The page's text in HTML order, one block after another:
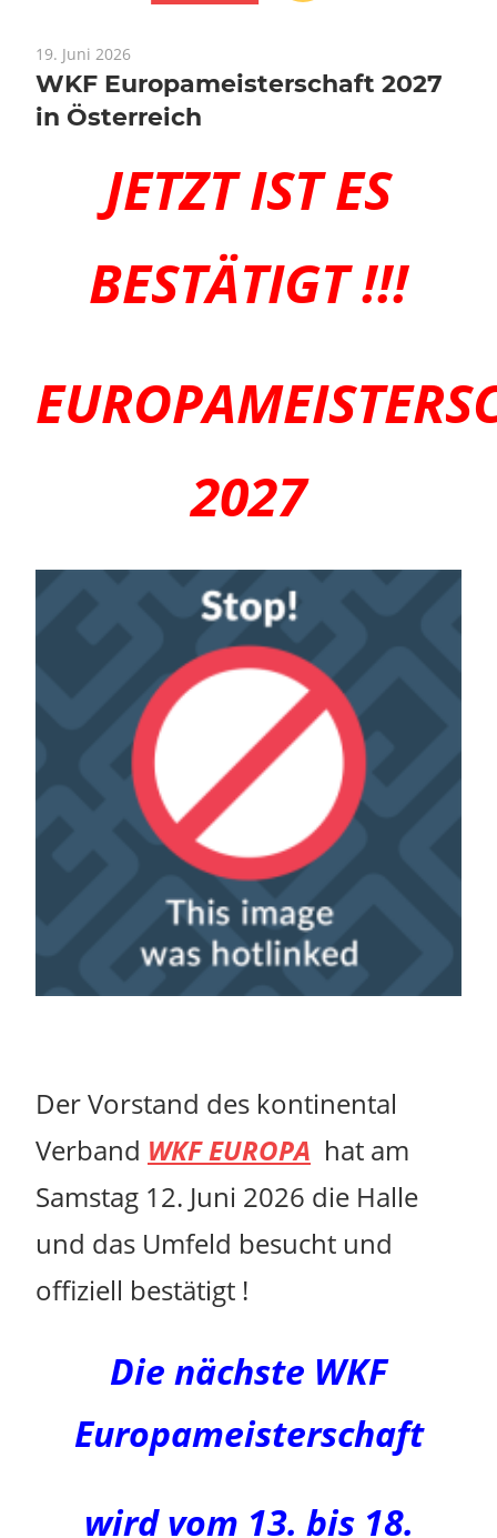
19. Juni 2026
WKF Europameisterschaft 2027
in Österreich
JETZT IST ES
BESTÄTIGT !!!
2027
Der Vorstand des kontinental
Verband WKF EUROPA hat am
Samstag 12. Juni 2026 die Halle
und das Umfeld besucht und
offiziell bestätigt !
Die nächste WKF
Europameisterschaft
wirdvom 13. bis 18.